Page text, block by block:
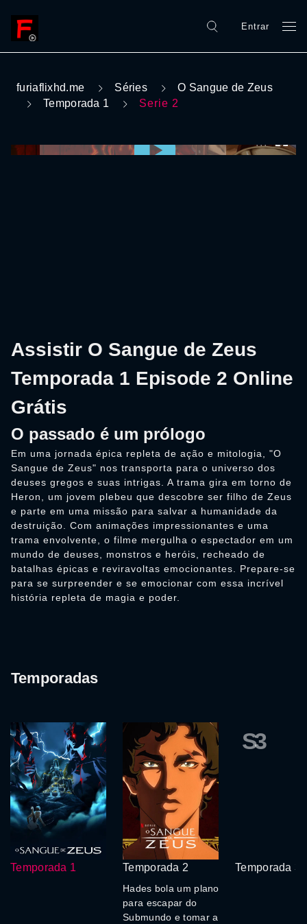
Entrar
furiaflixhd.me Séries
O Sangue de Zeus
Temporada 1
Serie 2
Assistir O Sangue de Zeus
Temporada 1 Episode 2 Online
Grátis
O passado é um prólogo
Em uma jornada épica repleta de ação e mitologia, "O
Sangue de Zeus" nos transporta para o universo dos
deuses gregos e suas intrigas. A trama gira em torno de
Heron, um jovem plebeu que descobre ser filho de Zeus
e parte em uma missão para salvar a humanidade da
destruição. Com animações impressionantes e uma
trama envolvente, o filme mergulha o espectador em um
mundo de deuses, monstros e heróis, recheado de
batalhas épicas e reviravoltas emocionantes. Prepare-se
para se surpreender e se emocionar com essa incrível
história repleta de magia e poder.
Temporadas
Temporada 1 Temporada 2
Hades bola um plano
para escapar do
Submundo e tomar a
S3
Temporada 3